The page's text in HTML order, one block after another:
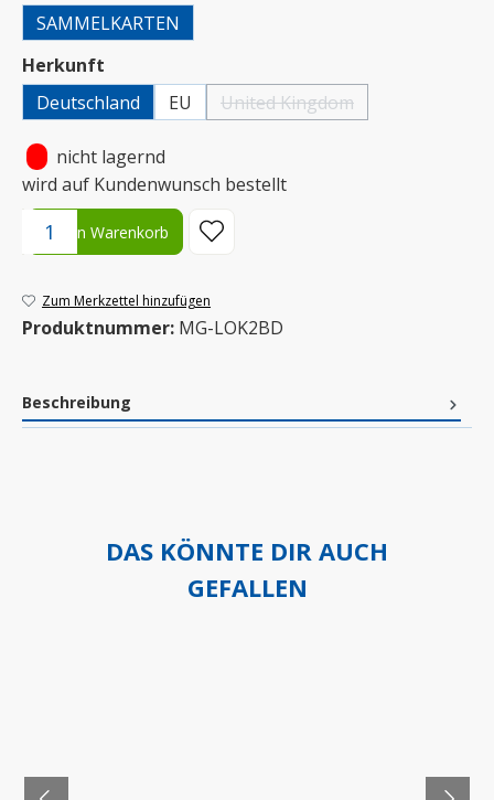
SAMMELKARTEN
Herkunft
Deutschland
EU United Kingdom(Diese Option ist zurzeit nicht
nicht lagernd
wird auf Kundenwunsch bestellt
Produkt Anzahl: Gib den gewünschten Wert ein oder benutze
In den Warenkorb
Zum Merkzettel hinzufügen
Produktnummer: MG-LOK2BD
Beschreibung
DAS KÖNNTE DIR AUCH
GEFALLEN